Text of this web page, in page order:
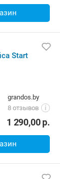
Start
grandos.by
8 отзывов
i
1 290,00р.